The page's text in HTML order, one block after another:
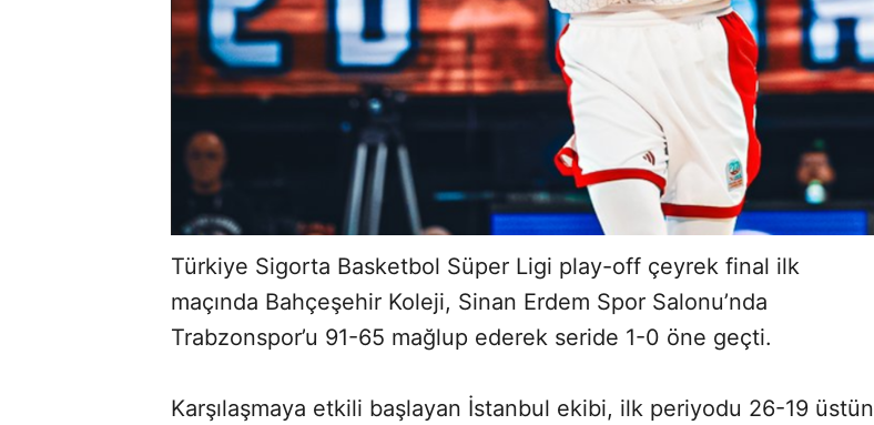
Türkiye Sigorta Basketbol Süper Ligi play-off çeyrek final ilk
maçında Bahçeşehir Koleji, Sinan Erdem Spor Salonu’nda
Trabzonspor’u 91-65 mağlup ederek seride 1-0 öne geçti.
Karşılaşmaya etkili başlayan İstanbul ekibi, ilk periyodu 26-19 üstün